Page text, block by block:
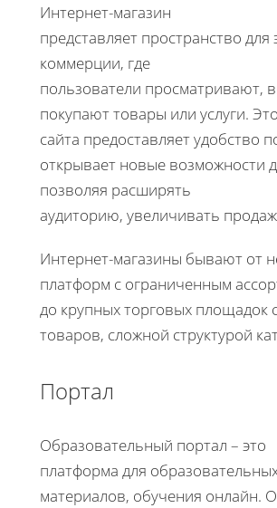
Интернет-магазин
представляет пространство для
коммерции, где
пользователи просматривают,
покупают товары или услуги.
сайта предоставляет удобство
открывает новые возможности
позволяя расширять
аудиторию, увеличивать
Интернет-магазины бывают от
платформ с ограниченным
до крупных торговых площадок
товаров, сложной структурой
Портал
Образовательный портал – это
платформа для
материалов, обучения онлайн.